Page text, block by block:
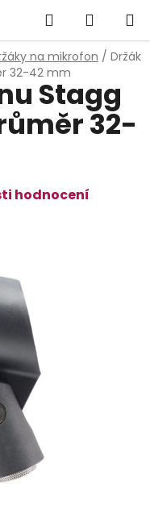
Hledat
KOŠÍK
na mikrofon / Držák
32-42 mm
Stagg
32-
hodnocení